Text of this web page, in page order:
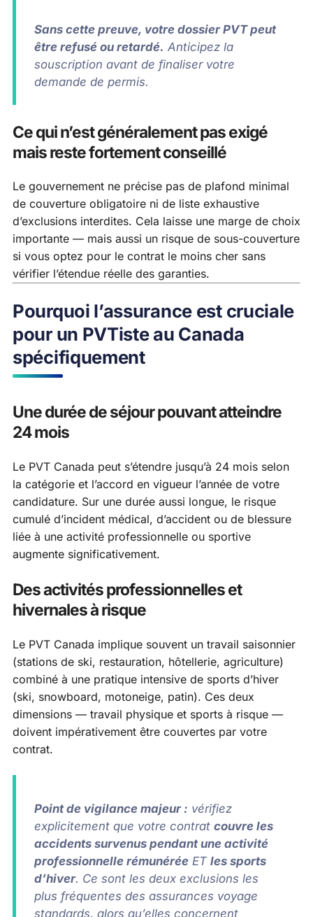
Sans cette preuve, votre dossier PVT peut
être refusé ou retardé. Anticipez la
souscription avant de finaliser votre
demande de permis.
Ce qui n’est généralement pas exigé
mais reste fortement conseillé
Le gouvernement ne précise pas de plafond minimal
de couverture obligatoire ni de liste exhaustive
d’exclusions interdites. Cela laisse une marge de choix
importante — mais aussi un risque de sous-couverture
si vous optez pour le contrat le moins cher sans
vérifier l’étendue réelle des garanties.
Pourquoi l’assurance est cruciale
pour un PVTiste au Canada
spécifiquement
Une durée de séjour pouvant atteindre
24 mois
Le PVT Canada peut s’étendre jusqu’à 24 mois selon
la catégorie et l’accord en vigueur l’année de votre
candidature. Sur une durée aussi longue, le risque
cumulé d’incident médical, d’accident ou de blessure
liée à une activité professionnelle ou sportive
augmente significativement.
Des activités professionnelles et
hivernales à risque
Le PVT Canada implique souvent un travail saisonnier
(stations de ski, restauration, hôtellerie, agriculture)
combiné à une pratique intensive de sports d’hiver
(ski, snowboard, motoneige, patin). Ces deux
dimensions — travail physique et sports à risque —
doivent impérativement être couvertes par votre
contrat.
Point de vigilance majeur : vérifiez
explicitement que votre contrat couvre les
accidents survenus pendant une activité
professionnelle rémunérée ET les sports
d’hiver. Ce sont les deux exclusions les
plus fréquentes des assurances voyage
standards, alors qu’elles concernent